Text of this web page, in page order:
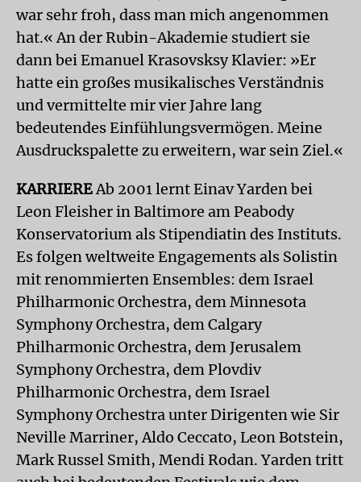
war sehr froh, dass man mich angenommen
hat.« An der Rubin-Akademie studiert sie
dann bei Emanuel Krasovsksy Klavier: »Er
hatte ein großes musikalisches Verständnis
und vermittelte mir vier Jahre lang
bedeutendes Einfühlungsvermögen. Meine
Ausdruckspalette zu erweitern, war sein Ziel.«
KARRIEREAb 2001 lernt Einav Yarden bei
Leon Fleisher in Baltimore am Peabody
Konservatorium als Stipendiatin des Instituts.
Es folgen weltweite Engagements als Solistin
mit renommierten Ensembles: dem Israel
Philharmonic Orchestra, dem Minnesota
Symphony Orchestra, dem Calgary
Philharmonic Orchestra, dem Jerusalem
Symphony Orchestra, dem Plovdiv
Philharmonic Orchestra, dem Israel
Symphony Orchestra unter Dirigenten wie Sir
Neville Marriner, Aldo Ceccato, Leon Botstein,
Mark Russel Smith, Mendi Rodan. Yarden tritt